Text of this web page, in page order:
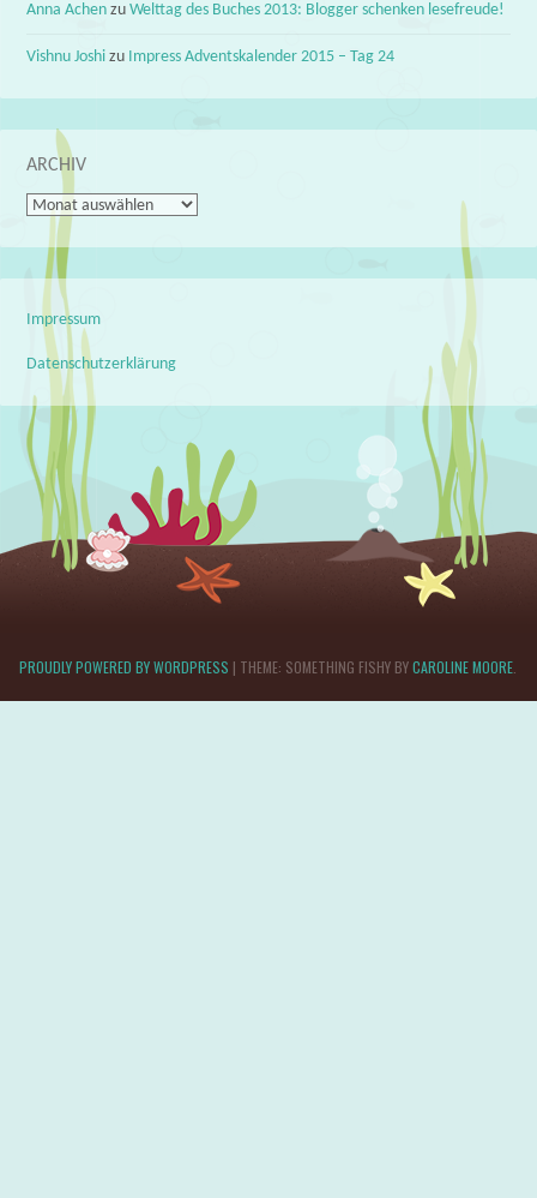
Anna Achen zuWelttag des Buches 2013: Blogger schenken lesefreude!
Vishnu Joshi zu Impress Adventskalender 2015 – Tag 24
ARCHIV
Archiv
Impressum
Datenschutzerklärung
PROUDLY POWERED BY WORDPRESS | THEME: SOMETHING FISHY BYCAROLINE MOORE